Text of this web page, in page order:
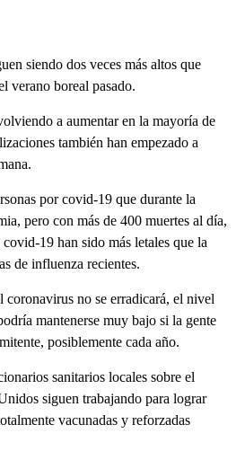
siendo dos veces más altos que
verano boreal pasado.
a aumentar en la mayoría de
también han empezado a
por covid-19 que durante la
pero con más de 400 muertes al día,
19 han sido más letales que la
de influenza recientes.
coronavirus no se erradicará, el nivel
mantenerse muy bajo si la gente
posiblemente cada año.
sanitarios locales sobre el
siguen trabajando para lograr
vacunadas y reforzadas